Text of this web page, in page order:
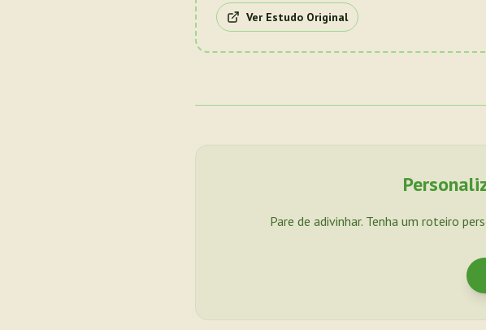
Ver Estudo Original
Pare de adivinhar. Tenha um roteiro